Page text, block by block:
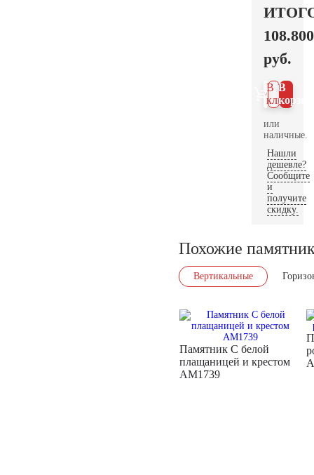
108.800
руб.
В
В 1
клик
или
наличные.
Нашли
дешевле?
Сообщите
и
получите
скидку.
Похожие
Вертикальные
Памятник С белой
плащаницей и крестом
AM1739